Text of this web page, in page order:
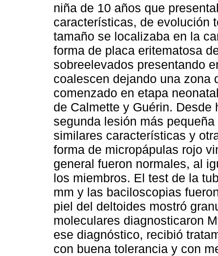
niña de 10 años que
características, de evolución
tamaño se localizaba en la
forma de placa eritematosa
sobreelevados presentando
coalescen dejando una zona
comenzado en etapa
de Calmette y Guérin.
segunda lesión más
similares características y
forma de micropápulas rojo
general fueron normales, al
los miembros. El test de la
mm y las baciloscopias
piel del deltoides mostró
moleculares diagnosticaron
ese diagnóstico, recibió
con buena tolerancia y con